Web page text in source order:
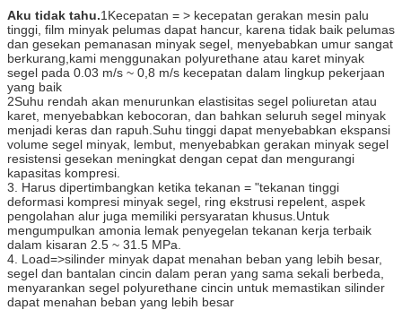
Aku tidak tahu.1Kecepatan = > kecepatan gerakan mesin palu
tinggi, film minyak pelumas dapat hancur, karena tidak baik pelumas
dan gesekan pemanasan minyak segel, menyebabkan umur sangat
berkurang,kami menggunakan polyurethane atau karet minyak
segel pada 0.03 m/s ~ 0,8 m/s kecepatan dalam lingkup pekerjaan
yang baik
2Suhu rendah akan menurunkan elastisitas segel poliuretan atau
karet, menyebabkan kebocoran, dan bahkan seluruh segel minyak
menjadi keras dan rapuh.Suhu tinggi dapat menyebabkan ekspansi
volume segel minyak, lembut, menyebabkan gerakan minyak segel
resistensi gesekan meningkat dengan cepat dan mengurangi
kapasitas kompresi.
3. Harus dipertimbangkan ketika tekanan = "tekanan tinggi
deformasi kompresi minyak segel, ring ekstrusi repelent, aspek
pengolahan alur juga memiliki persyaratan khusus.Untuk
mengumpulkan amonia lemak penyegelan tekanan kerja terbaik
dalam kisaran 2.5 ~ 31.5 MPa.
4. Load=>silinder minyak dapat menahan beban yang lebih besar,
segel dan bantalan cincin dalam peran yang sama sekali berbeda,
menyarankan segel polyurethane cincin untuk memastikan silinder
dapat menahan beban yang lebih besar